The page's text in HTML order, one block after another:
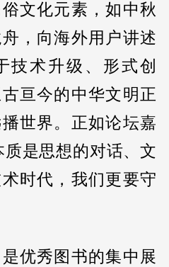
文化元素，如中秋
，向海外用户讲述
技术升级、形式创
亘今的中华文明正
世界。正如论坛嘉
质是思想的对话、文
时代，我们更要守
优秀图书的集中展